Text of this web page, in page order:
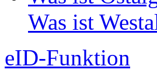
Was ist
eID-Funktion